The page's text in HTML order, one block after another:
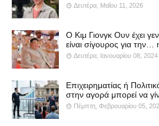
Δευτέρα, Μαΐου 11, 2026
Ο Κιμ Γιονγκ Ουν έχει
είναι σίγουρος για την…
Δευτέρα, Ιανουαρίου 08, 2024
Επιχειρηματίας ή
στην αγορά μπορεί να
Πέμπτη, Φεβρουαρίου 05,